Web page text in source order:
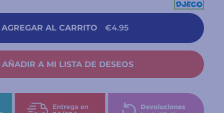
AGREGAR AL CARRITO €4.95
AÑADIR A MI LISTA DE DESEOS